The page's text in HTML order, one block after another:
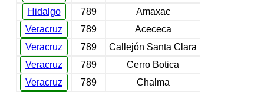
Hidalgo
789
Amaxac
Veracruz
789
Acececa
Veracruz
789
Callejón Santa Clara
Veracruz
789
Cerro Botica
Veracruz
789
Chalma